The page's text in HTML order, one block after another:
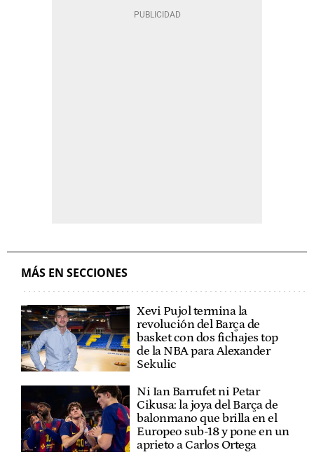
MÁS EN SECCIONES
Xevi Pujol termina la
revolución del Barça de
basket con dos fichajes top
de la NBA para Alexander
Sekulic
Ni Ian Barrufet ni Petar
Cikusa: la joya del Barça de
balonmano que brilla en el
Europeo sub-18 y pone en un
aprieto a Carlos Ortega